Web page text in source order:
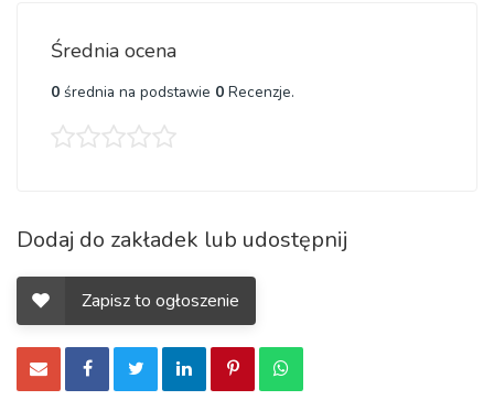
Średnia ocena
0 średnia na podstawie 0 Recenzje.
Dodaj do zakładek lub udostępnij
Zapisz to ogłoszenie